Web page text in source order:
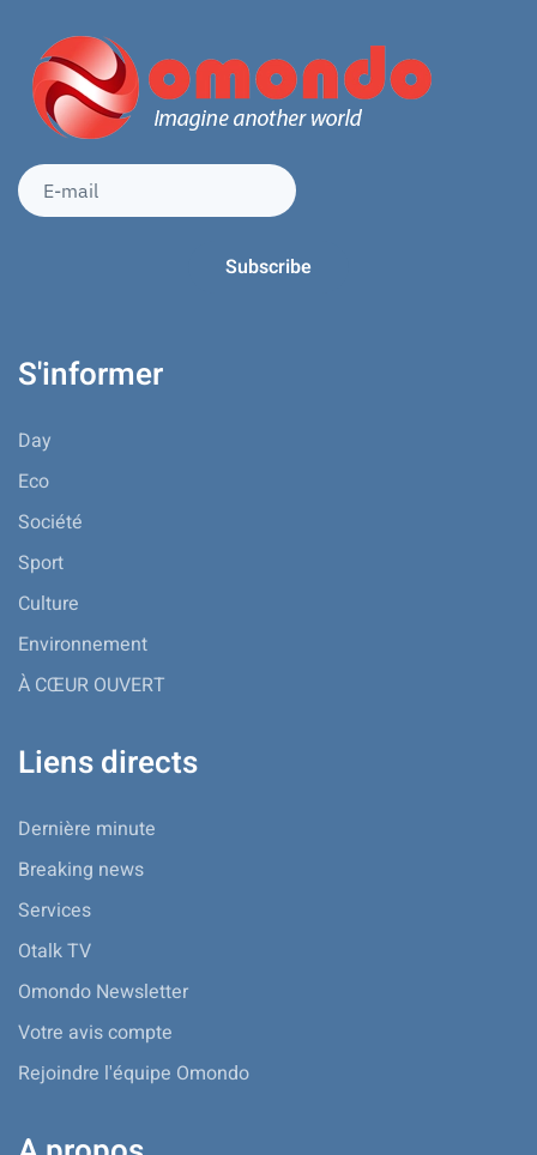
S'informer
Day
Eco
Société
Sport
Culture
Environnement
À CŒUR OUVERT
Liens directs
Dernière minute
Breaking news
Services
Otalk TV
Omondo Newsletter
Votre avis compte
Rejoindre l'équipe Omondo